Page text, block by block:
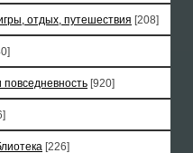
отдых, путешествия [208]
повседневность [920]
[226]